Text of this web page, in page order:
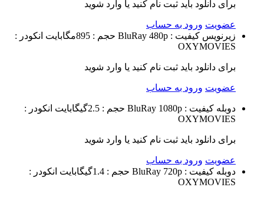
برای دانلود باید ثبت نام کنید یا وارد شوید
عضویت ورود به حساب
زیرنویس کیفیت : BluRay 480p حجم : 895مگابایت
انکودر :
OXYMOVIES
برای دانلود باید ثبت نام کنید یا وارد شوید
عضویت ورود به حساب
دوبله کیفیت : BluRay 1080p حجم : 2.5گیگابایت
انکودر :
OXYMOVIES
برای دانلود باید ثبت نام کنید یا وارد شوید
عضویت ورود به حساب
دوبله کیفیت : BluRay 720p حجم : 1.4گیگابایت
انکودر :
OXYMOVIES